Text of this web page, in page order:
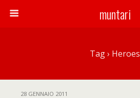
muntari
Tag › Heroes
28 GENNAIO 2011